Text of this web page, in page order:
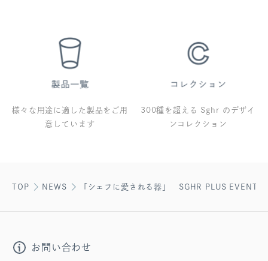
様々な用途に適した製品をご用
意しています
300種を超える Sghr のデザイ
ンコレクション
TOP NEWS 「シェフに愛される器」 SGHR PLUS EVENT
お問い合わせ